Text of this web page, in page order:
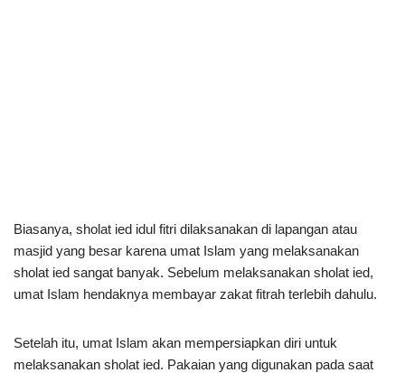
Biasanya, sholat ied idul fitri dilaksanakan di lapangan atau
masjid yang besar karena umat Islam yang melaksanakan
sholat ied sangat banyak. Sebelum melaksanakan sholat ied,
umat Islam hendaknya membayar zakat fitrah terlebih dahulu.
Setelah itu, umat Islam akan mempersiapkan diri untuk
melaksanakan sholat ied. Pakaian yang digunakan pada saat